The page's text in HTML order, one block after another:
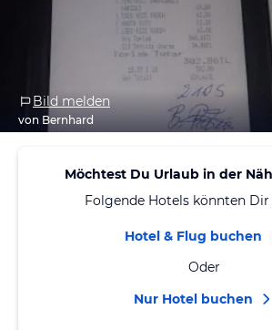
Bild melden
von Bernhard
Möchtest Du Urlaub in der
Folgende Hotels könnten
Hotel & Flug buchen
Oder
Nur Hotel buchen